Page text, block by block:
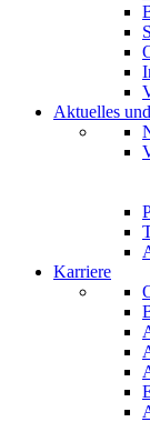
Aktuelles
Karriere